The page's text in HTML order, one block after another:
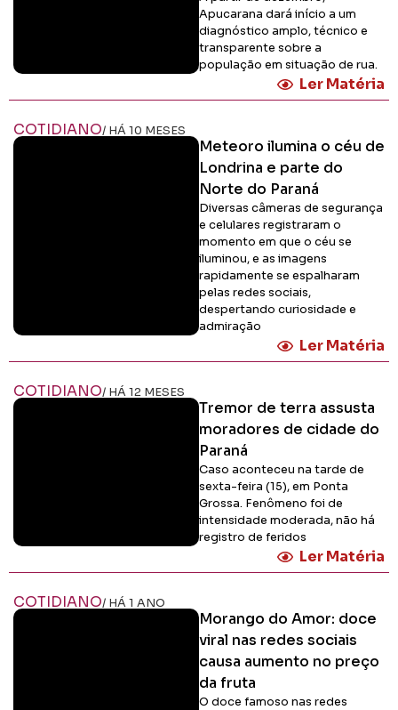
Apucarana dará início a um
diagnóstico amplo, técnico e
transparente sobre a
população em situação de rua.
Ler Matéria
COTIDIANO/ HÁ 10 MESES
Meteoro ilumina o céu de
Londrina e parte do
Norte do Paraná
Diversas câmeras de segurança
e celulares registraram o
momento em que o céu se
iluminou, e as imagens
rapidamente se espalharam
pelas redes sociais,
despertando curiosidade e
admiração
Ler Matéria
COTIDIANO/ HÁ 12 MESES
Tremor de terra assusta
moradores de cidade do
Paraná
Caso aconteceu na tarde de
sexta-feira (15), em Ponta
Grossa. Fenômeno foi de
intensidade moderada, não há
registro de feridos
Ler Matéria
COTIDIANO/ HÁ 1 ANO
Morango do Amor: doce
viral nas redes sociais
causa aumento no preço
da fruta
O doce famoso nas redes